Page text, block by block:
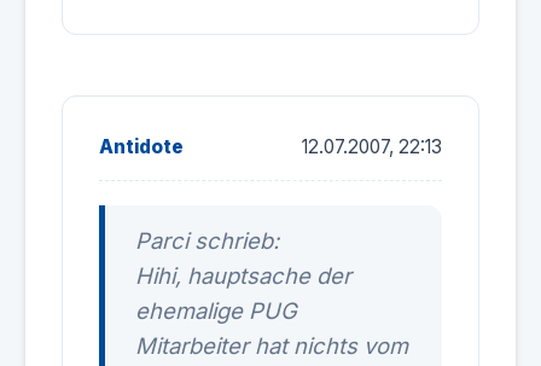
Antidote 12.07.2007, 22:13
Parci schrieb:
Hihi, hauptsache der
ehemalige PUG
Mitarbeiter hat nichts vom